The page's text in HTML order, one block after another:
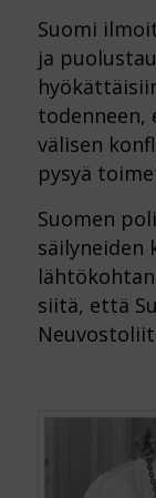
Suomi
ja
todenneen,
välisen
pysyä
Suomen
säilyneiden
siitä, että